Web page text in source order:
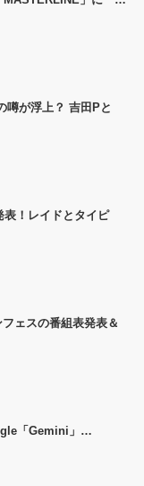
噂が浮上？ 吉田Pと
表！レイドとタイピ
ェスの番組表発表＆
「Gemini」…